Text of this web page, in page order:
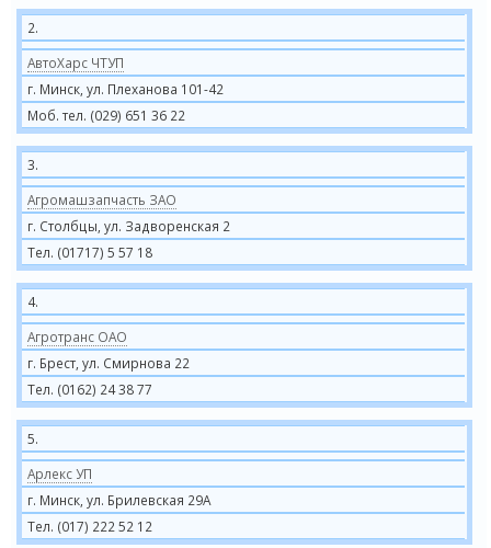
2.
АвтоХарс ЧТУП
г. Минск, ул. Плеханова 101-42
Моб. тел. (029) 651 36 22
3.
Агромашзапчасть ЗАО
г. Столбцы, ул. Задворенская 2
Тел. (01717) 5 57 18
4.
Агротранс ОАО
г. Брест, ул. Смирнова 22
Тел. (0162) 24 38 77
5.
Арлекс УП
г. Минск, ул. Брилевская 29А
Тел. (017) 222 52 12